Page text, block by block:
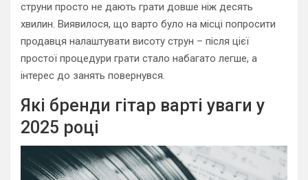
струни просто не дають грати довше ніж десять
хвилин. Виявилося, що варто було на місці попросити
продавця налаштувати висоту струн – після цієї
простої процедури грати стало набагато легше, а
інтерес до занять повернувся.
Які бренди гітар варті уваги у
2025 році